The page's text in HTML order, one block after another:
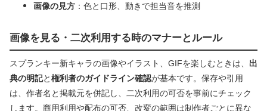
画像の見方 ：色と口形、動きで担当音を推測
画像を見る・二次利用する時のマナーとルール
スプランキー新キャラの画像やイラスト、GIFを楽しむときは、 出
典の明記と権利者のガイドライン確認が基本です。保存や引用
は、作者名と掲載元を併記し、二次利用の可否を事前にチェック
します。商用利用や配布の可否、改変の範囲は制作者ごとに異な